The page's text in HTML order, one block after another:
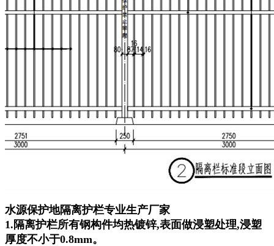
水源保护地隔离护栏专业生产厂家
1.隔离护栏所有钢构件均热镀锌,表面做浸塑处理,浸塑
厚度不小于0.8mm。